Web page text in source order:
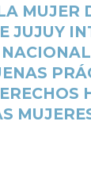
MUJER
JUJUY